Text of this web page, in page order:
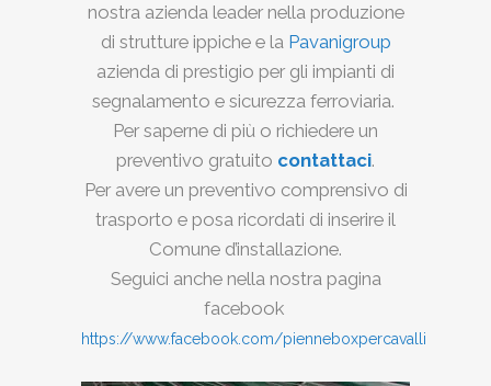
nostra azienda leader nella produzione
di strutture ippiche e la Pavanigroup
azienda di prestigio per gli impianti di
segnalamento e sicurezza ferroviaria.
Per saperne di più o richiedere un
preventivo gratuito contattaci.
Per avere un preventivo comprensivo di
trasporto e posa ricordati di inserire il
Comune d’installazione.
Seguici anche nella nostra pagina
facebook
https://www.facebook.com/pienneboxpercavalli